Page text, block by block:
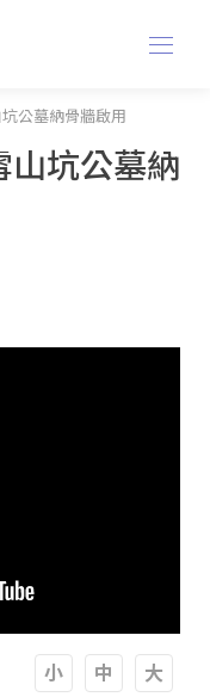
公墓納骨牆啟用
山坑公墓納